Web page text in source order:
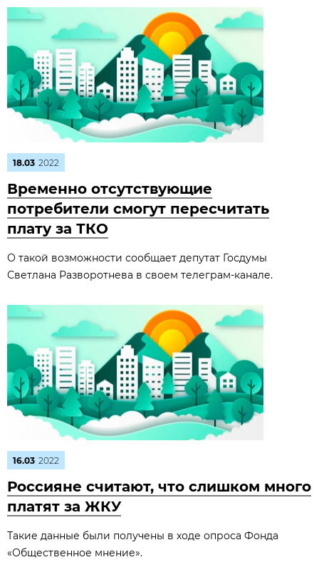
18.03 2022
Временно отсутствующие
потребители смогут пересчитать
плату за ТКО
О такой возможности сообщает депутат Госдумы
Светлана Разворотнева в своем телеграм-канале.
16.03 2022
Россияне считают, что слишком много
платят за ЖКУ
Такие данные были получены в ходе опроса Фонда
«Общественное мнение».